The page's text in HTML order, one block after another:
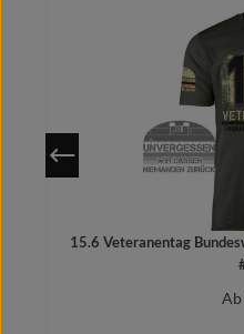
15.6 Veteranentag
Ab